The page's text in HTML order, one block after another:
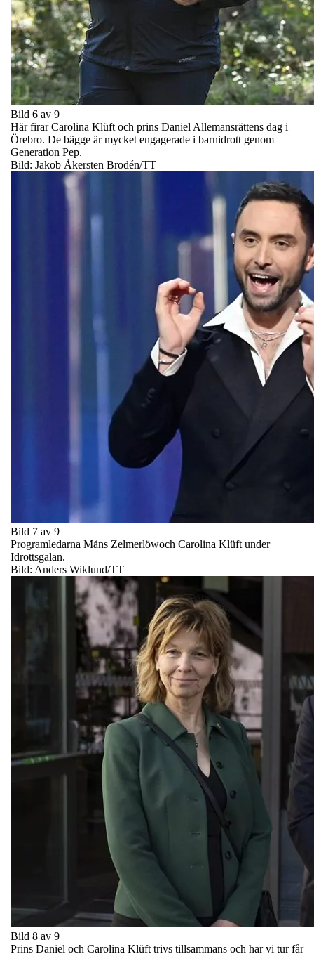
Bild 6 av 9
Här firar Carolina Klüft och prins Daniel Allemansrättens dag i
Örebro. De bägge är mycket engagerade i barnidrott genom
Generation Pep.
Bild: Jakob Åkersten Brodén/TT
Bild 7 av 9
Programledarna Måns Zelmerlöwoch Carolina Klüft under
Idrottsgalan.
Bild: Anders Wiklund/TT
Bild 8 av 9
Prins Daniel och Carolina Klüft trivs tillsammans och har vi tur får